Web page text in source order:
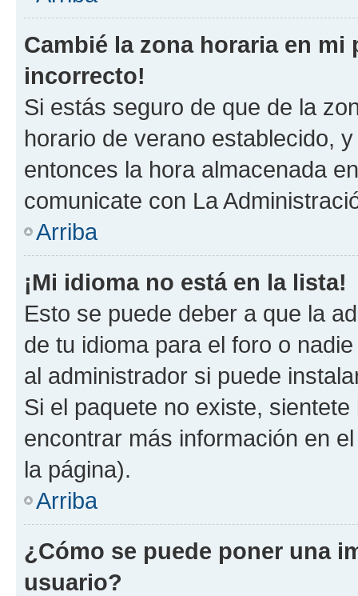
Cambié la zona horaria en
incorrecto!
Si estás seguro de que de la
horario de verano establecido,
entonces la hora almacenada
comunicate con La
Arriba
¡Mi idioma no está en la lista!
Esto se puede deber a que la
de tu idioma para el foro o
al administrador si puede
Si el paquete no existe,
encontrar más información en
la página).
Arriba
¿Cómo se puede poner una
usuario?